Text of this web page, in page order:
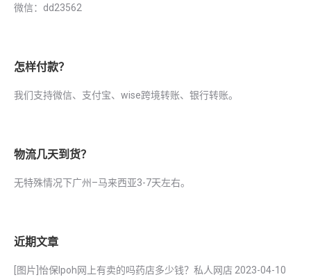
微信：dd23562
怎样付款？
我们支持微信、支付宝、wise跨境转账、银行转账。
物流几天到货？
无特殊情况下广州–马来西亚3-7天左右。
近期文章
[图片]怡保lpoh网上有卖的吗药店多少钱？私人网店 2023-04-10